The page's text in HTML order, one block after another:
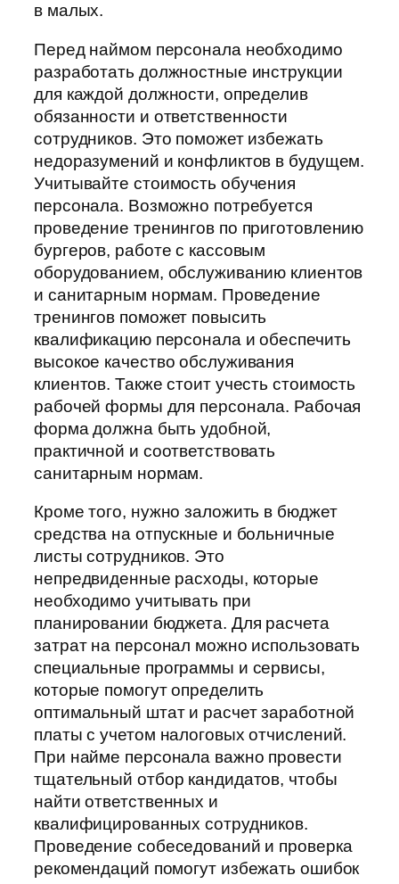
в малых.
Перед наймом персонала необходимо
разработать должностные инструкции
для каждой должности, определив
обязанности и ответственности
сотрудников. Это поможет избежать
недоразумений и конфликтов в будущем.
Учитывайте стоимость обучения
персонала. Возможно потребуется
проведение тренингов по приготовлению
бургеров, работе с кассовым
оборудованием, обслуживанию клиентов
и санитарным нормам. Проведение
тренингов поможет повысить
квалификацию персонала и обеспечить
высокое качество обслуживания
клиентов. Также стоит учесть стоимость
рабочей формы для персонала. Рабочая
форма должна быть удобной,
практичной и соответствовать
санитарным нормам.
Кроме того, нужно заложить в бюджет
средства на отпускные и больничные
листы сотрудников. Это
непредвиденные расходы, которые
необходимо учитывать при
планировании бюджета. Для расчета
затрат на персонал можно использовать
специальные программы и сервисы,
которые помогут определить
оптимальный штат и расчет заработной
платы с учетом налоговых отчислений.
При найме персонала важно провести
тщательный отбор кандидатов, чтобы
найти ответственных и
квалифицированных сотрудников.
Проведение собеседований и проверка
рекомендаций помогут избежать ошибок